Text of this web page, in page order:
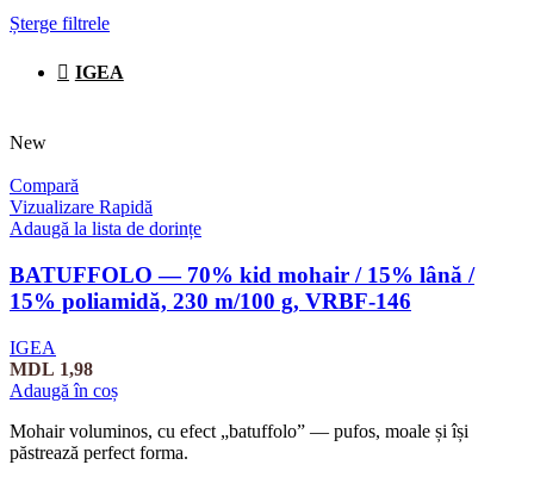
Șterge filtrele
IGEA
New
Compară
Vizualizare Rapidă
Adaugă la lista de dorințe
BATUFFOLO — 70% kid mohair / 15% lână /
15% poliamidă, 230 m/100 g, VRBF-146
IGEA
MDL 1,98
Adaugă în coș
Mohair voluminos, cu efect „batuffolo” — pufos, moale și își
păstrează perfect forma.